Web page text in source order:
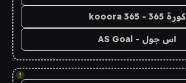
كورة 365 - kooora 365
اس جول - AS Goal
!